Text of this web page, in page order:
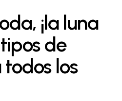
¡la luna
de
los